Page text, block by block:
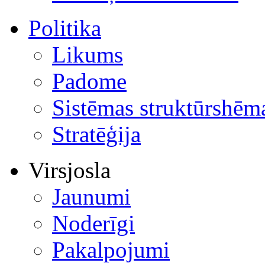
Politika
Likums
Padome
Sistēmas
Stratēģija
Virsjosla
Jaunumi
Noderīgi
Pakalpojumi